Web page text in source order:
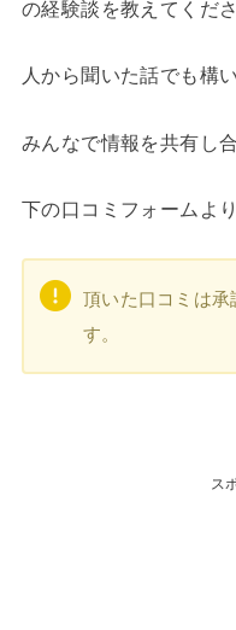
の経験談を教えてくださ
人から聞いた話でも構
みんなで情報を共有し
下の口コミフォームよ
頂いた口コミは承
す。
ス